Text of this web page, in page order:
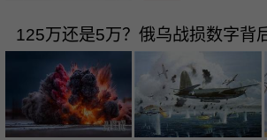
125万还是5万？俄乌战损数字背